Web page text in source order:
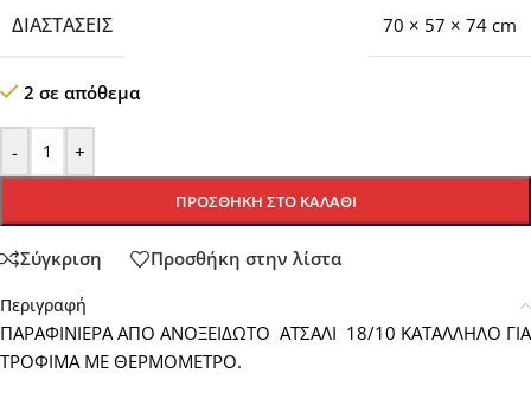
ΔΙΑΣΤΆΣΕΙΣ 70 × 57 × 74 cm
2 σε απόθεμα
- +
ΠΡΟΣΘΉΚΗ ΣΤΟ ΚΑΛΆΘΙ
Σύγκριση Προσθήκη στην λίστα
Περιγραφή
ΠΑΡΑΦΙΝΙΕΡΑ ΑΠΟ ΑΝΟΞΕΙΔΩΤΟ ΑΤΣΑΛΙ 18/10 ΚΑΤΑΛΛΗΛΟ ΓΙΑ
ΤΡΟΦΙΜΑ ΜΕ ΘΕΡΜΟΜΕΤΡΟ.